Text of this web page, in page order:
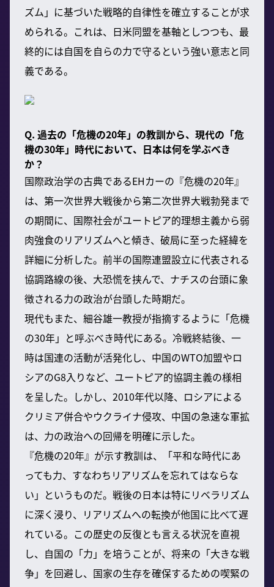
ズム」に基づいた戦略的自律性を確立することが求
められる。これは、日米同盟を基軸としつつも、最
終的には自国を自らの力で守るという強い意志と同
義である。
Q. 過去の「危機の20年」の教訓から、現代の「危
機の30年」時代において、日本は何を学ぶべき
か？
国際政治学の古典であるEHカーの『危機の20年』
は、第一次世界大戦後から第二次世界大戦勃発まで
の期間に、国際社会がユートピア的理想主義から弱
肉強食のリアリズムへと傾き、破局に至った経緯を
詳細に分析した。前半の国際連盟設立に代表される
協調路線の後、大恐慌を挟んで、ナチスの台頭に象
徴される力の政治が台頭した時期だ。
現代もまた、細谷雄一教授が指摘するように「危機
の30年」と呼ぶべき時代にある。冷戦終結後、一
時は国連の活動が活発化し、中国のWTO加盟やロ
シアのG8入りなど、ユートピア的協調主義の様相
を呈した。しかし、2010年代以降、ロシアによる
クリミア併合やウクライナ侵攻、中国の急速な軍拡
は、力の政治への回帰を明確に示した。
『危機の20年』が示す教訓は、「平和な時代にあ
っても力、すなわちリアリズムを忘れてはならな
い」というものだ。戦後の日本は特にリベラリズム
に深く浸り、リアリズムへの転換が他国に比べて遅
れている。この歴史の反復とも言える状況を直視
し、自国の「力」を培うことが、将来の「大きな戦
争」を回避し、国家の生存を確保するための喫緊の